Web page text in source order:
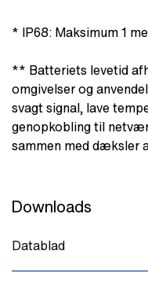
* IP68: Maksimum 1
** Batteriets levetid
omgivelser og
svagt signal, lave
genopkobling til
sammen med dæksler
Downloads
Datablad